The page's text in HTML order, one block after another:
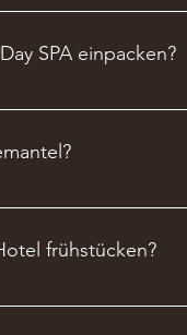
DaySPA
SPA einpacken?
erhalten Sie
frühstücken?